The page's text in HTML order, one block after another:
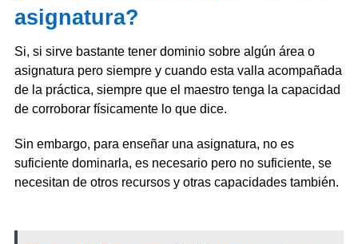
asignatura?
Si, si sirve bastante tener dominio sobre algún área o
asignatura pero siempre y cuando esta valla acompañada
de la práctica, siempre que el maestro tenga la capacidad
de corroborar físicamente lo que dice.
Sin embargo, para enseñar una asignatura, no es
suficiente dominarla, es necesario pero no suficiente, se
necesitan de otros recursos y otras capacidades también.